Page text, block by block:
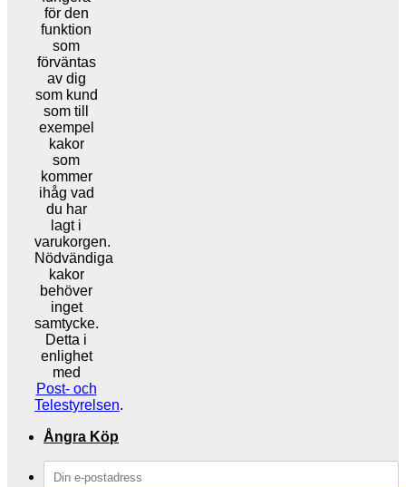
för den
funktion
som
förväntas
av dig
som kund
som till
exempel
kakor
som
kommer
ihåg vad
du har
lagt i
varukorgen.
Nödvändiga
kakor
behöver
inget
samtycke.
Detta i
enlighet
med
Post- och
Telestyrelsen.
Ångra Köp